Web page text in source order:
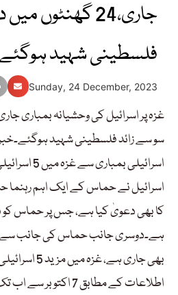
جاری،24 گھنٹوں
فلسطینی شہید
Sunday, 24 December, 2023
غزہ پر اسرائیل کی وحشیانہ بمباری
سو سے زائد فلسطینی شہید
اسرائیلی
اسرائیل نے حماس کے ایک اہم رہنما
کا بھی دعویٰ کیا ہے، جس پر حماس کو
ہے۔دوسری جانب حماس کی جانب سے
بھی جاری ہے،
اطلاعات کے مطابق 7